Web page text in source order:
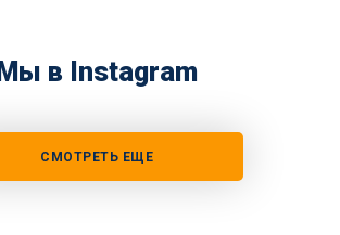
Мы в Instagram
СМОТРЕТЬ ЕЩЕ